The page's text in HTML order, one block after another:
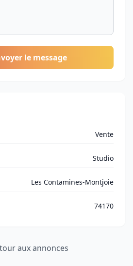
le message
Vente
Studio
Les Contamines-Montjoie
74170
aux annonces